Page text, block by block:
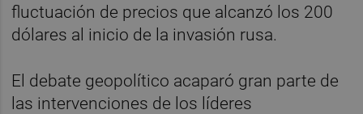
fluctuación de precios que alcanzó los 200
dólares al inicio de la invasión rusa.
El debate geopolítico acaparó gran parte de
las intervenciones de los líderes